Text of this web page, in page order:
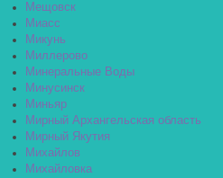
Мещовск
Миасс
Микунь
Миллерово
Минеральные Воды
Минусинск
Миньяр
Мирный Архангельская область
Мирный Якутия
Михайлов
Михайловка